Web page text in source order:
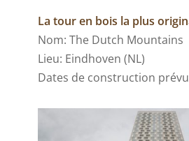
La tour en bois la plus
Nom: The Dutch Mountains
Lieu: Eindhoven (NL)
Dates de construction